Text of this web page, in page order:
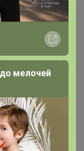
мелочей